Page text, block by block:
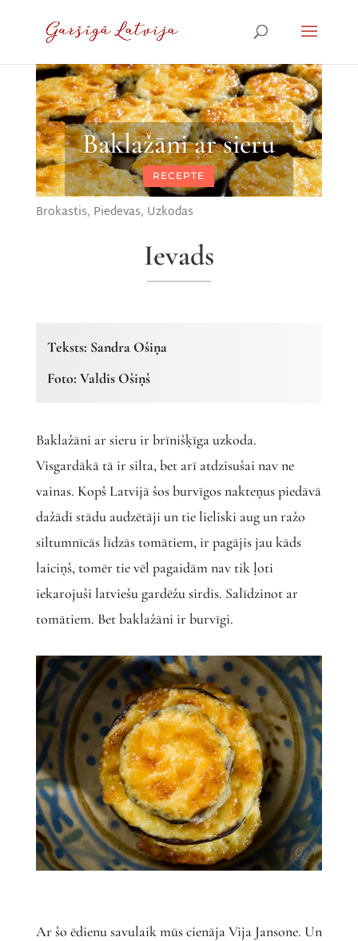
Baklažāni ar sieru
RECEPTE
Brokastis, Piedevas, Uzkodas
Ievads
Teksts: Sandra Ošiņa
Foto: Valdis Ošiņš
Baklažāni ar sieru ir brīnišķīga uzkoda.
Visgardākā tā ir silta, bet arī atdzisušai nav ne
vainas. Kopš Latvijā šos burvīgos nakteņus piedāvā
dažādi stādu audzētāji un tie lieliski aug un ražo
siltumnīcās līdzās tomātiem, ir pagājis jau kāds
laiciņš, tomēr tie vēl pagaidām nav tik ļoti
iekarojuši latviešu gardēžu sirdis. Salīdzinot ar
tomātiem. Bet baklažāni ir burvīgi.
Ar šo ēdienu savulaik mūs cienāja Vija Jansone. Un